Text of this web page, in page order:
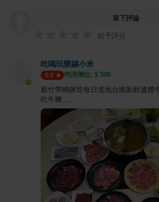
留下評論
給予評分
吃喝玩樂踢小米
5.0 均消價位: $ 500
新竹帶媽咪吃每日道地台南新鮮溫體
吃牛鞭.....